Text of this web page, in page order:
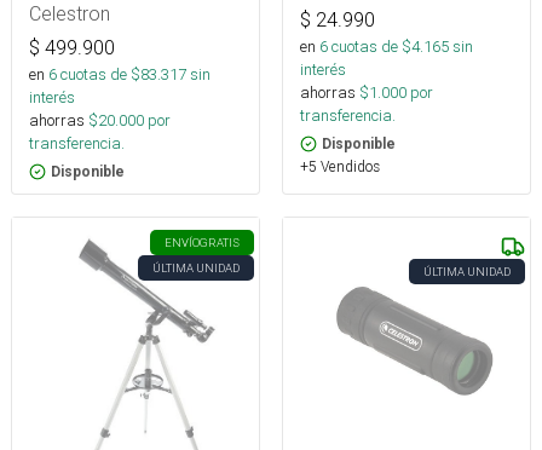
Celestron
$ 499.900
en 6cuotas de $83.317sin
interés
ahorras $20.000 por
transferencia.
Disponible
$ 24.990
en 6cuotas de $4.165sin
interés
ahorras $1.000 por
transferencia.
Disponible
+5 Vendidos
ENVÍOGRATIS
ÚLTIMA UNIDAD
ÚLTIMA UNIDAD